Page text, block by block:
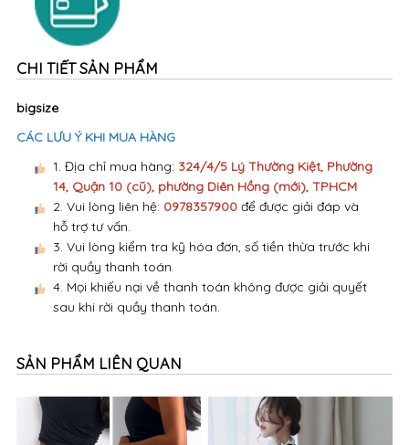
CHI TIẾT SẢN PHẨM
bigsize
CÁC LƯU Ý KHI MUA HÀNG
1. Địa chỉ mua hàng: 324/4/5 Lý Thường Kiệt, Phường
14, Quận 10 (cũ), phường Diên Hồng (mới), TPHCM
2. Vui lòng liên hệ: 0978357900để được giải đáp và
hỗ trợ tư vấn.
3. Vui lòng kiểm tra kỹ hóa đơn, số tiền thừa trước khi
rời quầy thanh toán.
4. Mọi khiếu nại về thanh toán không được giải quyết
sau khi rời quầy thanh toán.
SẢN PHẨM LIÊN QUAN